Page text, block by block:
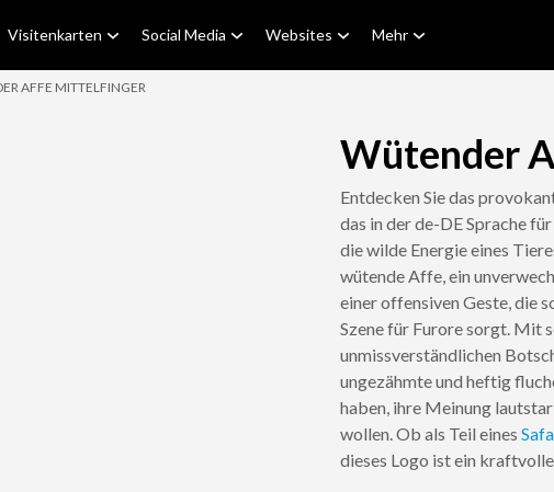
Visitenkarten Social Media Websites Mehr
AFFE MITTELFINGER
Wütender
Entdecken Sie das
das in der de-DE Sprache
die wilde Energie eines
wütende Affe, ein
einer offensiven Geste, die
Szene für Furore sorgt. Mit
unmissverständlichen
ungezähmte und heftig
haben, ihre Meinung
wollen. Ob als Teil eines
dieses Logo ist ein